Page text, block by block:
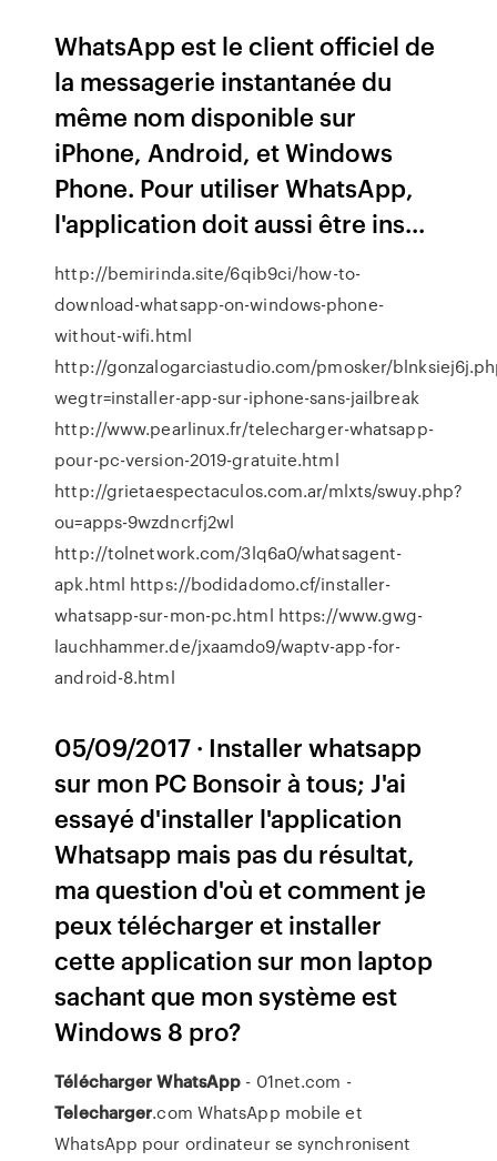
WhatsApp est le client officiel de
la messagerie instantanée du
même nom disponible sur
iPhone, Android, et Windows
Phone. Pour utiliser WhatsApp,
l'application doit aussi être ins...
http://bemirinda.site/6qib9ci/how-to-
download-whatsapp-on-windows-phone-
without-wifi.html
http://gonzalogarciastudio.com/pmosker/
wegtr=installer-app-sur-iphone-sans-jailbreak
http://www.pearlinux.fr/telecharger-whatsapp-
pour-pc-version-2019-gratuite.html
http://grietaespectaculos.com.ar/mlxts/swuy.php?
ou=apps-9wzdncrfj2wl
http://tolnetwork.com/3lq6a0/whatsagent-
apk.html https://bodidadomo.cf/installer-
whatsapp-sur-mon-pc.html https://www.gwg-
lauchhammer.de/jxaamdo9/waptv-app-for-
android-8.html
05/09/2017 · Installer whatsapp
sur mon PC Bonsoir à tous; J'ai
essayé d'installer l'application
Whatsapp mais pas du résultat,
ma question d'où et comment je
peux télécharger et installer
cette application sur mon laptop
sachant que mon système est
Windows 8 pro?
Télécharger WhatsApp - 01net.com -
Telecharger.com WhatsApp mobile et
WhatsApp pour ordinateur se synchronisent